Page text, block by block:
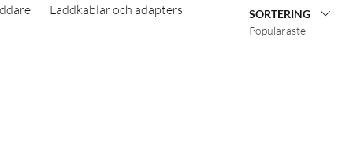
Laddkablar och adapters
SORTERING
Populäraste